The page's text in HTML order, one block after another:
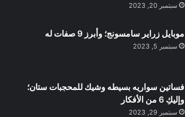
سبتمبر 20, 2023
موبايل زراير سامسونج؛ وأبرز 9 صفات له
سبتمبر 5, 2023
فساتين سواريه بسيطه وشيك للمحجبات ستان؛
وإليكِ 6 من الأفكار
سبتمبر 29, 2023